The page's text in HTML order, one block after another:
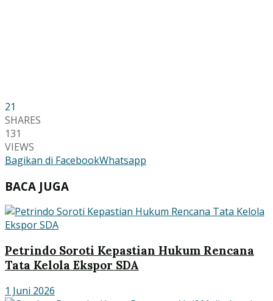
21
SHARES
131
VIEWS
Bagikan di FacebookWhatsapp
BACA JUGA
Petrindo Soroti Kepastian Hukum Rencana
Tata Kelola Ekspor SDA
1 Juni 2026